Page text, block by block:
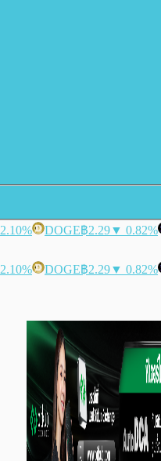
DOGE฿2.29▼ 0.82%
DOGE฿2.29▼ 0.82%